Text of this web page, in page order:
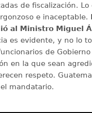
de fiscalización.
e inaceptable.
al Ministro Miguel
es evidente, y no lo
de
en la que sean
respeto.
mandatario.